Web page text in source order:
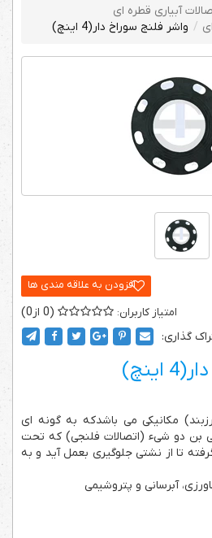
آبیاری قطره ای
واشر فلنج سوراخ دار(4 اینچ)
0
0
گذاری:
مکانیکی می ­باشد­که به ­گونه­ ای
بن دو شیء ­(اتصالات فلنجی)­ که تحت
تا از نشتی جلوگیری بعمل آید و به
آبرسانی و پتروشیمی